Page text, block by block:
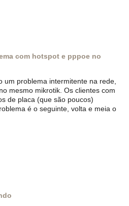
com hotspot e pppoe no
um problema intermitente na rede,
mesmo mikrotik. Os clientes com
de placa (que são poucos)
é o seguinte, volta e meia o